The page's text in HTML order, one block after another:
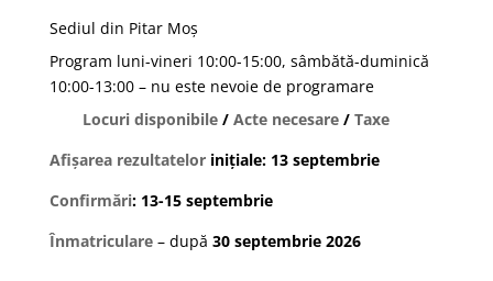
Sediul din Pitar Moș
Program luni-vineri 10:00-15:00, sâmbătă-duminică
10:00-13:00 – nu este nevoie de programare
Locuri disponibile/ Acte necesare/ Taxe
Afișarea rezultatelorinițiale: 13 septembrie
Confirmări: 13-15 septembrie
Înmatriculare– după 30 septembrie 2026